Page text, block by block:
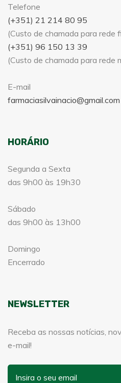
Telefone
(+351) 21 214 80 95
(Custo de chamada para rede
(+351) 96 150 13 39
(Custo de chamada para rede
E-mail
farmaciasilvainacio@gmail.com
HORÁRIO
Segunda a Sexta
das 9h00 às 19h30
Sábado
das 9h00 às 13h00
Domingo
Encerrado
NEWSLETTER
Receba as nossas notícias,
e-mail!